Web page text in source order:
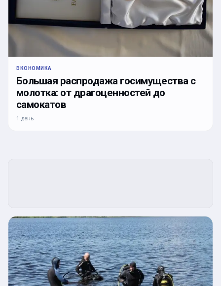
ЭКОНОМИКА
Большая распродажа госимущества с
молотка: от драгоценностей до
самокатов
1 день